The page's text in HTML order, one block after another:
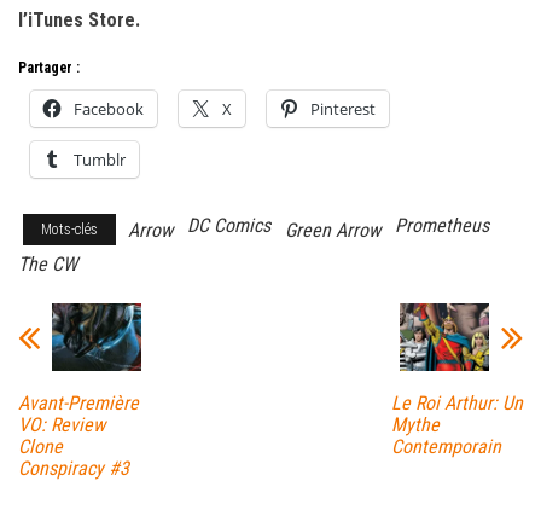
l’iTunes Store.
Partager :
Facebook X Pinterest
Tumblr
Mots-clés Arrow DC Comics Green Arrow
Prometheus
The CW
Avant-Première
VO: Review
Clone
Conspiracy #3
Le Roi Arthur: Un
Mythe
Contemporain